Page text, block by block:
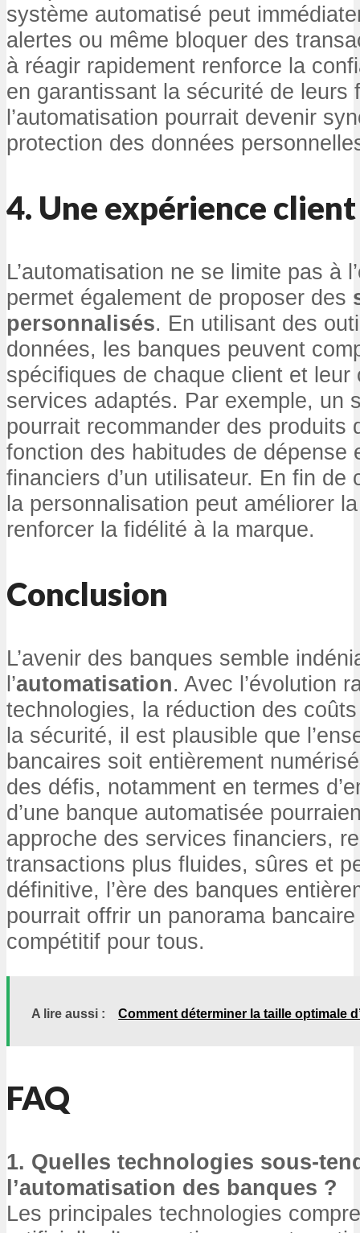
système automatisé peut
alertes ou même bloquer des
à réagir rapidement renforce la
en garantissant la sécurité de leurs
l’automatisation pourrait devenir
protection des données
4. Une expérience
L’automatisation ne se limite pas à
permet également de proposer des
personnalisés. En utilisant des
données, les banques peuvent
spécifiques de chaque client et
services adaptés. Par exemple, un
pourrait recommander des produits
fonction des habitudes de dépense
financiers d’un utilisateur. En fin
la personnalisation peut améliorer
renforcer la fidélité à la marque.
Conclusion
L’avenir des banques semble
l’automatisation. Avec l’évolution
technologies, la réduction des
la sécurité, il est plausible que
bancaires soit entièrement
des défis, notamment en termes
d’une banque automatisée
approche des services financiers,
transactions plus fluides, sûres et
définitive, l’ère des banques
pourrait offrir un panorama
compétitif pour tous.
A lire aussi : Comment déterminer la taille optimale
FAQ
1. Quelles technologies sous-
l’automatisation des banques ?
Les principales technologies